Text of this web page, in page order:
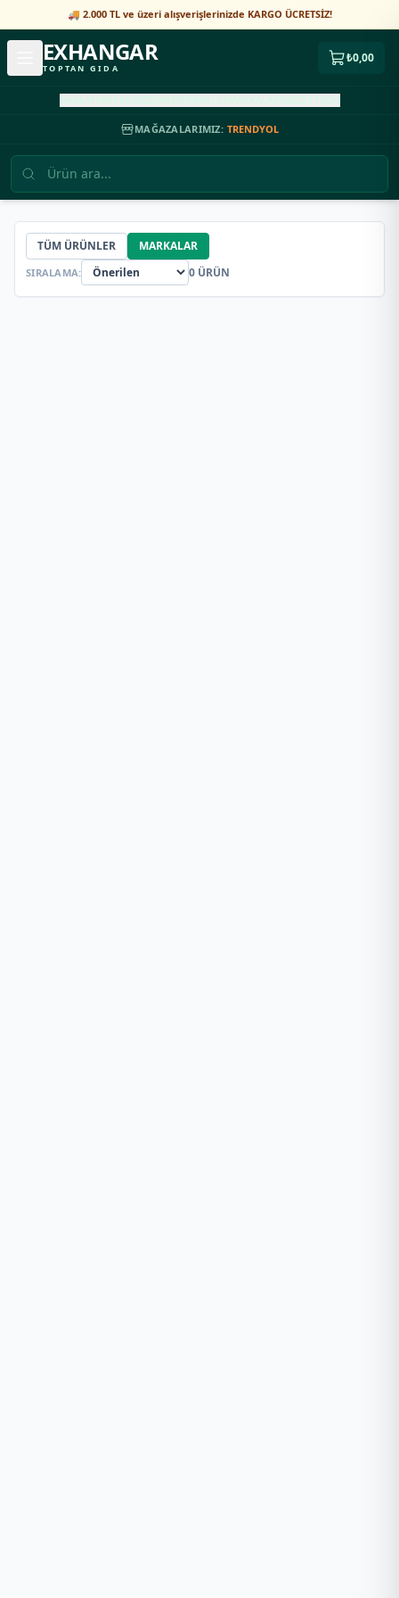
🚚 2.000 TL ve üzeri alışverişlerinizde KARGO ÜCRETSİZ!
EXHANGAR
TOPTAN GIDA
₺0,00
ANASAYFAHAKKIMIZDAREFERANSLARMARKALARIMIZ İLETİŞİM
MAĞAZALARIMIZ: TRENDYOL
TÜM ÜRÜNLER MARKALAR
SIRALAMA: 0 ÜRÜN